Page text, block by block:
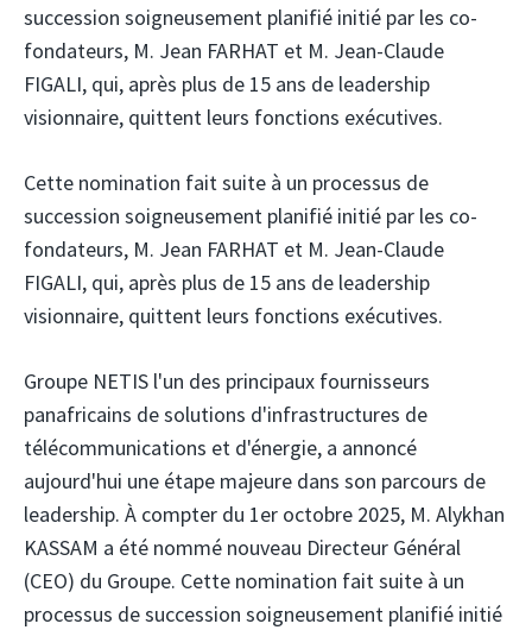
succession soigneusement planifié initié par les co-
fondateurs, M. Jean FARHAT et M. Jean-Claude
FIGALI, qui, après plus de 15 ans de leadership
visionnaire, quittent leurs fonctions exécutives.
Cette nomination fait suite à un processus de
succession soigneusement planifié initié par les co-
fondateurs, M. Jean FARHAT et M. Jean-Claude
FIGALI, qui, après plus de 15 ans de leadership
visionnaire, quittent leurs fonctions exécutives.
Groupe NETIS l'un des principaux fournisseurs
panafricains de solutions d'infrastructures de
télécommunications et d'énergie, a annoncé
aujourd'hui une étape majeure dans son parcours de
leadership. À compter du 1er octobre 2025, M. Alykhan
KASSAM a été nommé nouveau Directeur Général
(CEO) du Groupe. Cette nomination fait suite à un
processus de succession soigneusement planifié initié